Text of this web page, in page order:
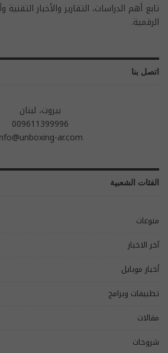
تابع أهم الدراسات، التقارير والأخبار التقنية
الرقمية.
اتصل بنا
بيروت، لبنان
009611399996
ar.com
الفئات الشعبية
منوعات
آخر الاخبار
أخبار موبايل
تطبيقات وبرامج
مقالات
شروحات